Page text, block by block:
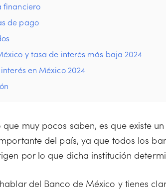
financiero
de pago
y tasa de interés más baja 2024
en México 2024
muy pocos saben, es que existe
del país, ya que todos los
por lo que dicha institución
del Banco de México y tienes